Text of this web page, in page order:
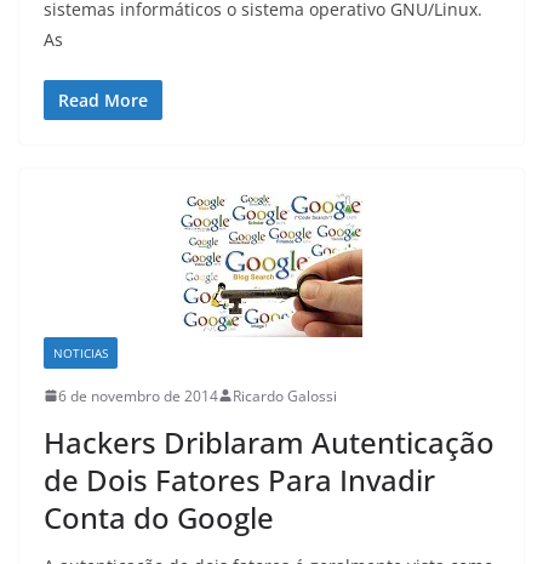
sistemas informáticos o sistema operativo GNU/Linux.
As
Read More
NOTICIAS
6 de novembro de 2014 Ricardo Galossi
Hackers Driblaram Autenticação
de Dois Fatores Para Invadir
Conta do Google